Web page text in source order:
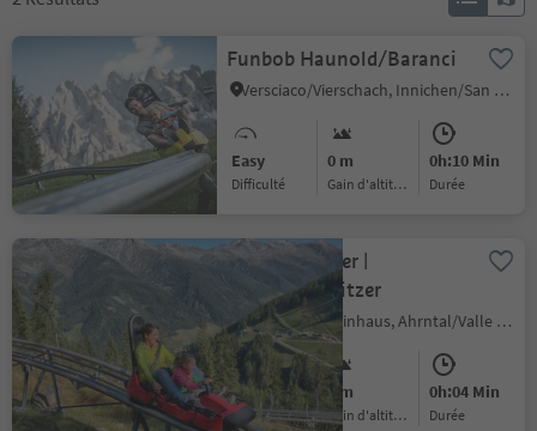
Funbob Haunold/Baranci
Versciaco/Vierschach, Innichen/San Candido, Dolomites Region 3 Zinnen
Easy
Difficulté
0 m
Gain d'altitude
0h:10 Min
durée
Alpine Coaster |
Klausberg-Flitzer
Cadipietra/Steinhaus, Ahrntal/Valle Aurina, Ahrntal/Valle Aurina
Easy
Difficulté
0 m
Gain d'altitude
0h:04 Min
durée